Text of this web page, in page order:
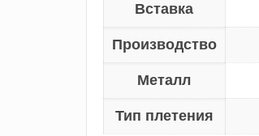
Вставка
Производство
Металл
Тип плетения